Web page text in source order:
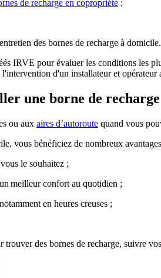
de recharge en copropriété ;
des bornes de recharge à domicile.
IRVE pour évaluer les conditions les
d'un installateur et opérateur
une borne de recharge
ou aux aires d’autoroute quand vous
vous bénéficiez de nombreux
le souhaitez ;
meilleur confort au quotidien ;
en heures creuses ;
trouver des bornes de recharge, suivre